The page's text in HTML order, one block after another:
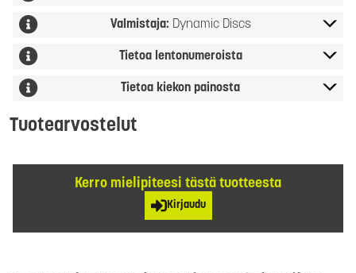
Valmistaja: Dynamic Discs
Tietoa lentonumeroista
Tietoa kiekon painosta
Tuotearvostelut
Kerro mielipiteesi tästä tuotteesta
Kirjaudu